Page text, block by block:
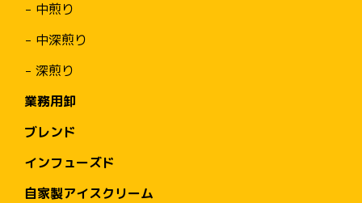
中煎り
中深煎り
深煎り
業務用卸
ブレンド
インフューズド
自家製アイスクリーム